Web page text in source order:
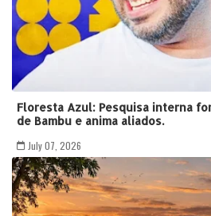
Floresta Azul: Pesquisa interna
de Bambu e anima aliados.
July 07, 2026